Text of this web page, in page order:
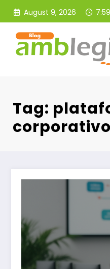
Skip
content
August 9, 2026
Tag:
corporativo